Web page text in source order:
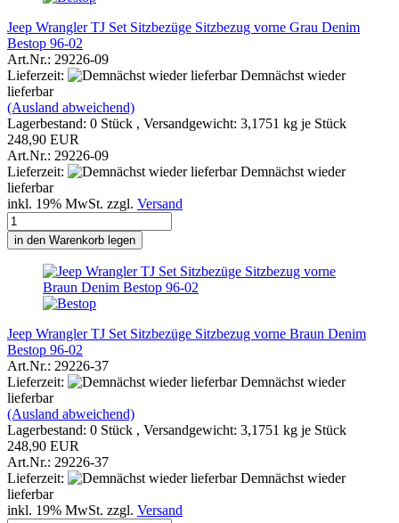
Jeep Wrangler TJ Set Sitzbezüge Sitzbezug vorne Grau Denim
Bestop 96-02
Art.Nr.: 29226-09
Lieferzeit:
Demnächst wieder
lieferbar
(Ausland abweichend)
Lagerbestand: 0 Stück , Versandgewicht: 3,1751 kg je Stück
248,90 EUR
Art.Nr.: 29226-09
Lieferzeit:
Demnächst wieder
lieferbar
inkl. 19% MwSt. zzgl. Versand
in den Warenkorb legen
Jeep Wrangler TJ Set Sitzbezüge Sitzbezug vorne Braun Denim
Bestop 96-02
Art.Nr.: 29226-37
Lieferzeit:
Demnächst wieder
lieferbar
(Ausland abweichend)
Lagerbestand: 0 Stück , Versandgewicht: 3,1751 kg je Stück
248,90 EUR
Art.Nr.: 29226-37
Lieferzeit:
Demnächst wieder
lieferbar
inkl. 19% MwSt. zzgl. Versand